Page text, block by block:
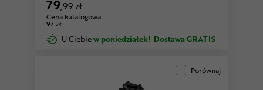
79,99 zł
Cena katalogowa:
97 zł
U Ciebiew poniedziałek! Dostawa GRATIS
Porównaj